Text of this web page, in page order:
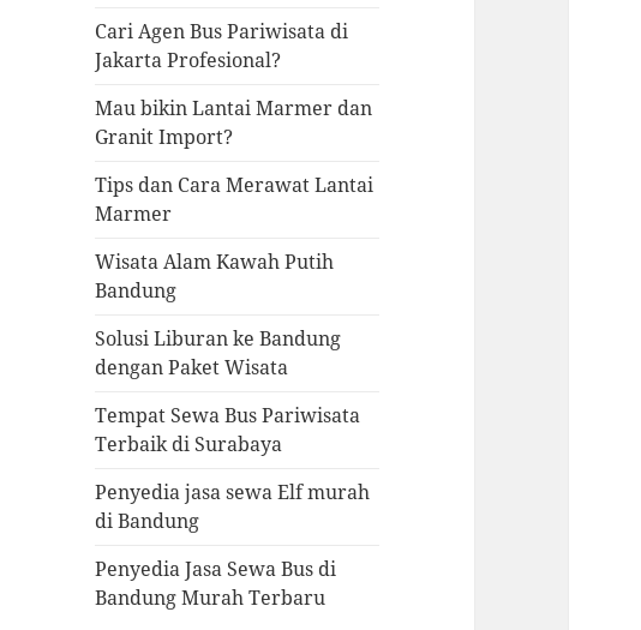
Cari Agen Bus Pariwisata di
Jakarta Profesional?
Mau bikin Lantai Marmer dan
Granit Import?
Tips dan Cara Merawat Lantai
Marmer
Wisata Alam Kawah Putih
Bandung
Solusi Liburan ke Bandung
dengan Paket Wisata
Tempat Sewa Bus Pariwisata
Terbaik di Surabaya
Penyedia jasa sewa Elf murah
di Bandung
Penyedia Jasa Sewa Bus di
Bandung Murah Terbaru